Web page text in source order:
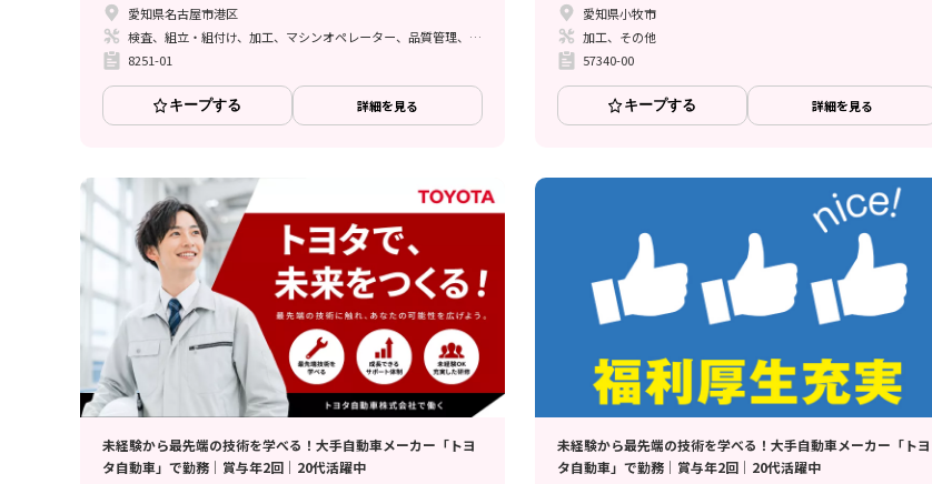
愛知県名古屋市港区
検査、組立・組付け、加工、マシンオペレーター、品質管理、メンテナンス・保全、フォークリフト、玉掛け・クレーン、ライン作業、鋳造・鍛造、溶接、塗装、バリ取り、その他
8251-01
キープする 詳細を見る
愛知県小牧市
加工、その他
57340-00
キープする 詳細を見る
未経験から最先端の技術を学べる！大手自動車メーカー「トヨ
タ自動車」で勤務│賞与年2回│20代活躍中
未経験から最先端の技術を学べる！大手自動車メーカー「トヨ
タ自動車」で勤務│賞与年2回│20代活躍中